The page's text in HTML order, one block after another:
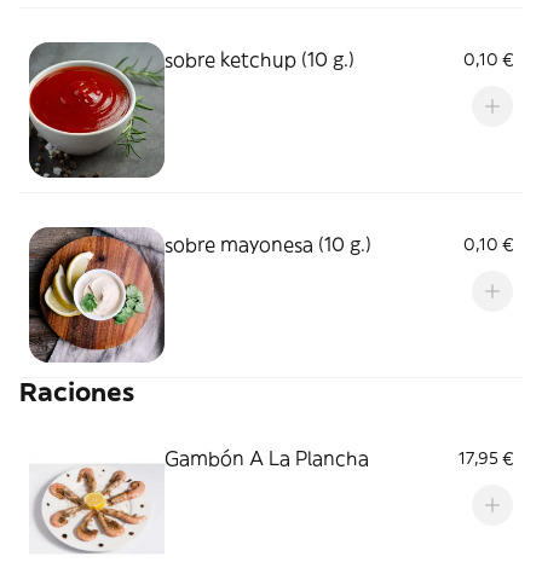
sobre ketchup (10 g.) 0,10 €
sobre mayonesa (10 g.) 0,10 €
Raciones
Gambón A La Plancha 17,95 €